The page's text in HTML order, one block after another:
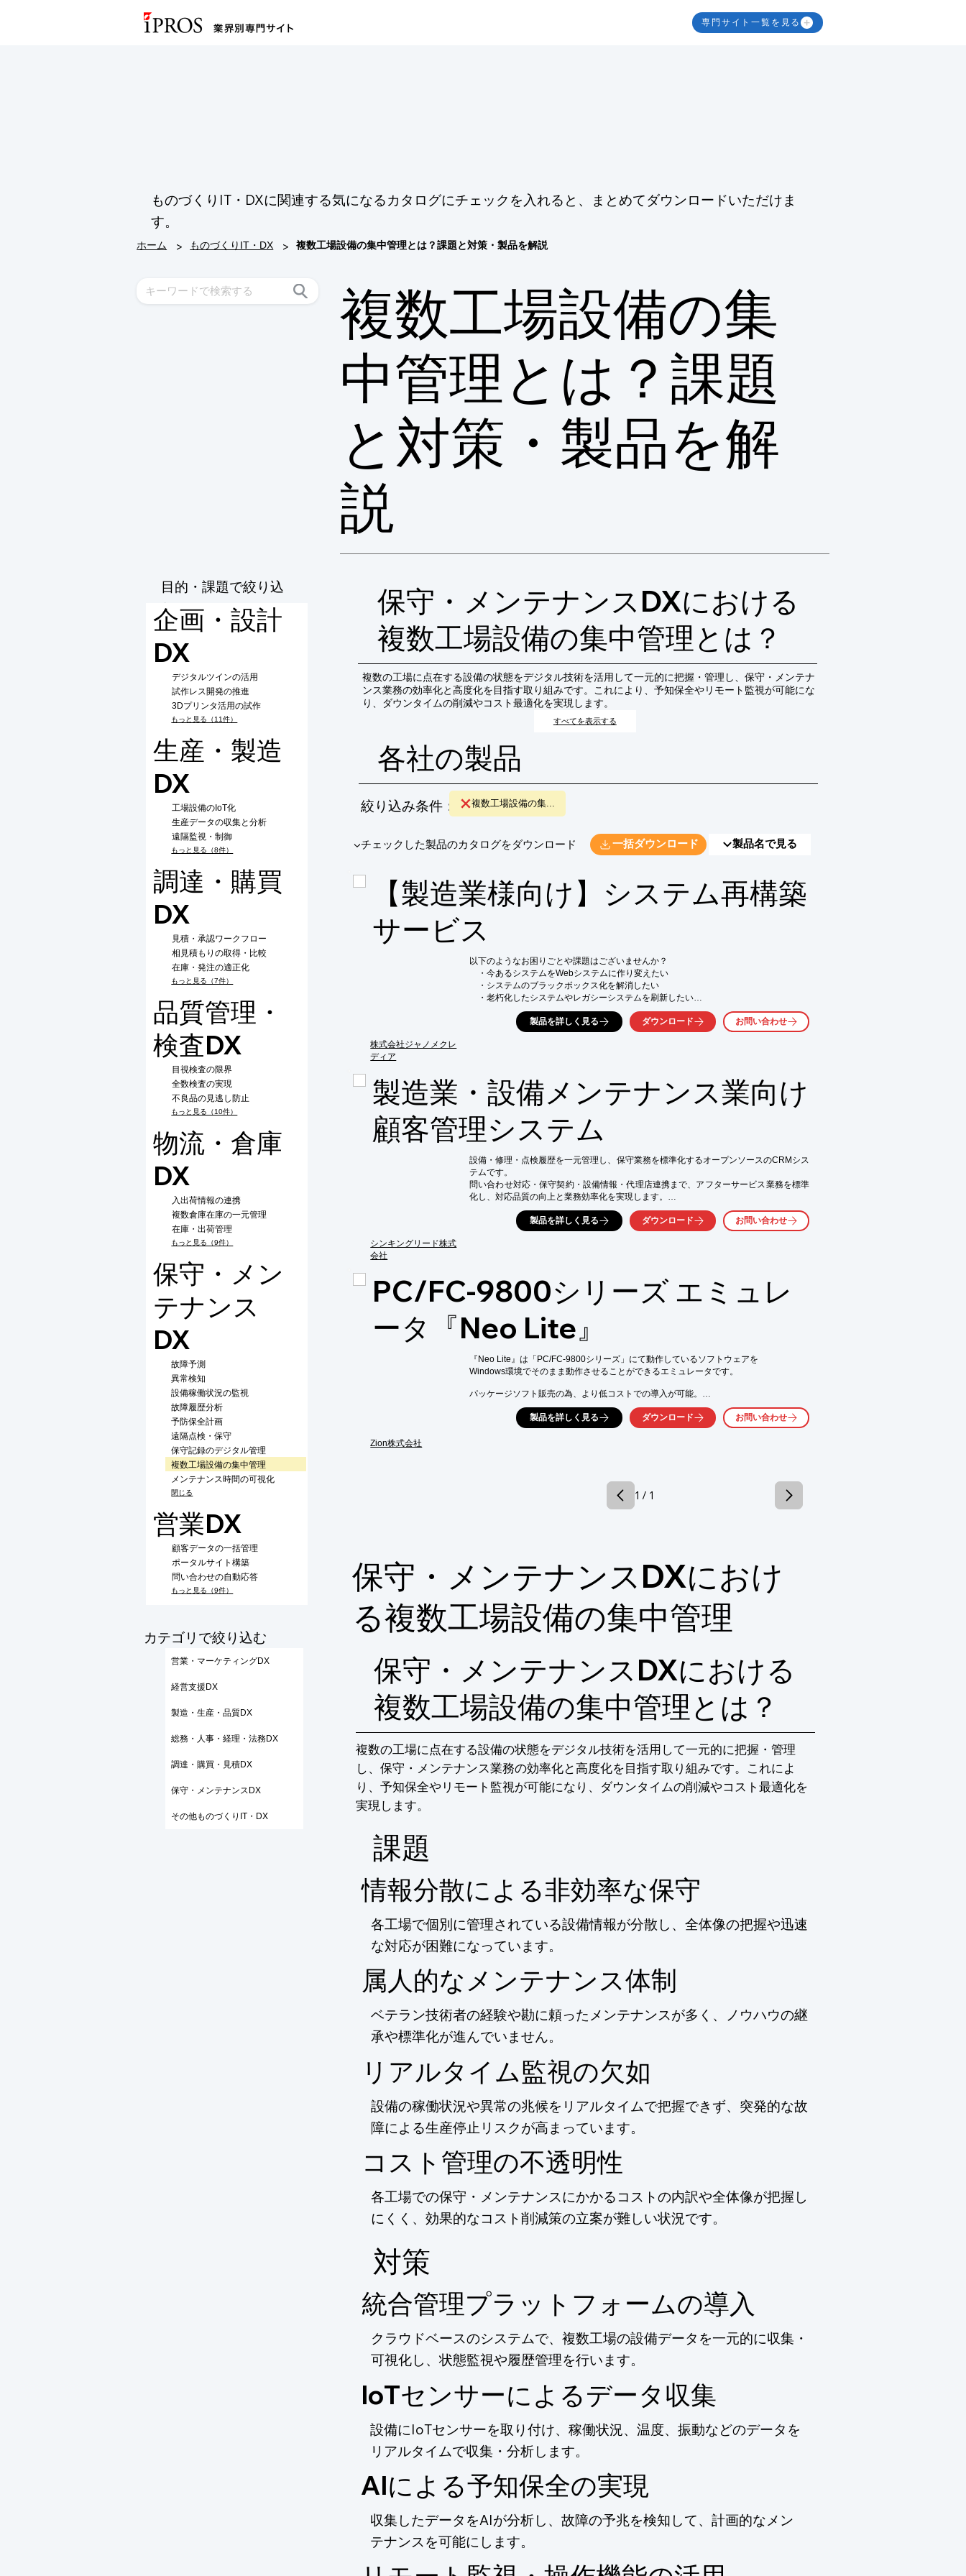
専門サイト一覧を見る
ものづくりIT・DXに関連する気になるカタログにチェックを入れると、まとめてダウンロードいただけま
す。
ホーム > ものづくりIT・DX > 複数工場設備の集中管理とは？課題と対策・製品を解説
複数工場設備の集
中管理とは？課題
と対策・製品を解
説
目的・課題で絞り込
む
企画・設計
DX
デジタルツインの活用
試作レス開発の推進
3Dプリンタ活用の試作
もっと見る（11件）
生産・製造
DX
工場設備のIoT化
生産データの収集と分析
遠隔監視・制御
もっと見る（8件）
調達・購買
DX
見積・承認ワークフロー
相見積もりの取得・比較
在庫・発注の適正化
もっと見る（7件）
品質管理・
検査DX
目視検査の限界
全数検査の実現
不良品の見逃し防止
もっと見る（10件）
物流・倉庫
DX
入出荷情報の連携
複数倉庫在庫の一元管理
在庫・出荷管理
もっと見る（9件）
保守・メン
テナンス
DX
故障予測
異常検知
設備稼働状況の監視
故障履歴分析
予防保全計画
遠隔点検・保守
保守記録のデジタル管理
複数工場設備の集中管理
メンテナンス時間の可視化
閉じる
営業DX
顧客データの一括管理
ポータルサイト構築
問い合わせの自動応答
もっと見る（9件）
​カテゴリで絞り込む
営業・マーケティングDX
経営支援DX
製造・生産・品質DX
総務・人事・経理・法務DX
調達・購買・見積DX
保守・メンテナンスDX
その他ものづくりIT・DX
保守・メンテナンスDXにおける
複数工場設備の集中管理とは？
複数の工場に点在する設備の状態をデジタル技術を活用して一元的に把握・管理し、保守・メンテナ
ンス業務の効率化と高度化を目指す取り組みです。これにより、予知保全やリモート監視が可能にな
り、ダウンタイムの削減やコスト最適化を実現します。
すべてを表示する
各社の製品
絞り込み条件： 複数工場設備の集...
​▼チェックした製品のカタログをダウンロード 一括ダウンロード 製品名で見る
【製造業様向け】システム再構築
サービス
株式会社ジャノメクレ
ディア
以下のようなお困りごとや課題はございませんか？
・今あるシステムをWebシステムに作り変えたい
・システムのブラックボックス化を解消したい
・老朽化したシステムやレガシーシステムを刷新したい
・システムを再構築した後、内製で保守を行っていきたい
・システム運用にかかるコストを削減したい
・「脱ホスト」で「オープンシステム化」を実現したい
スクラッチ開発の他、
ローコード開発ツールを用いたシステム開発支援や、
ERPパッケージを活用した再構築など、
ベンダーフリーの立場でお客様のご要望に合わせたシステムをご提供いたします。
親会社が製造業であることもあり、特に製造業様向けの再構築実績を多く有しておりま
す。
システムの再構築やマイグレーション・リプレイスをご検討されている方は、
是非当社にお問い合わせください。
製品を詳しく見る ダウンロード お問い合わせ
製造業・設備メンテナンス業向け
顧客管理システム
シンキングリード株式
会社
設備・修理・点検履歴を一元管理し、保守業務を標準化するオープンソースのCRMシス
テムです。
問い合わせ対応・保守契約・設備情報・代理店連携まで、アフターサービス業務を標準
化し、対応品質の向上と業務効率化を実現します。
施設管理・設備／機器管理・保守メンテナンス・代理店管理などの業務に対応。製造
業・設備メンテナンス業への豊富な導入実績を持ちます。
■対象業種：製造業、設備メンテナンス業、施設管理業、環境測定・施設管理業 など
■対象部門：管理部門、設計・製造部門、フィールドサービス部門、営業部門
製品を詳しく見る ダウンロード お問い合わせ
PC/FC-9800シリーズ エミュレ
ータ『Neo Lite』
Zion株式会社
『Neo Lite』は「PC/FC-9800シリーズ」にて動作しているソフトウェアを
Windows環境でそのまま動作させることができるエミュレータです。
パッケージソフト販売の為、より低コストでの導入が可能。
ハードウェアはセントロニクス、シリアルポートに対応しています。
また、試用版がホームページのユーザー登録後、ダウンロードすることが
■ハードウェアはセントロニクス、シリアルポートに対応
製品を詳しく見る ダウンロード お問い合わせ
1 / 1
保守・メンテナンスDXにおけ
る複数工場設備の集中管理
保守・メンテナンスDXにおける
複数工場設備の集中管理とは？
複数の工場に点在する設備の状態をデジタル技術を活用して一元的に把握・管理
し、保守・メンテナンス業務の効率化と高度化を目指す取り組みです。これによ
り、予知保全やリモート監視が可能になり、ダウンタイムの削減やコスト最適化を
実現します。
​課題
情報分散による非効率な保守
各工場で個別に管理されている設備情報が分散し、全体像の把握や迅速
な対応が困難になっています。
属人的なメンテナンス体制
ベテラン技術者の経験や勘に頼ったメンテナンスが多く、ノウハウの継
承や標準化が進んでいません。
リアルタイム監視の欠如
設備の稼働状況や異常の兆候をリアルタイムで把握できず、突発的な故
障による生産停止リスクが高まっています。
コスト管理の不透明性
各工場での保守・メンテナンスにかかるコストの内訳や全体像が把握し
にくく、効果的なコスト削減策の立案が難しい状況です。
​対策
統合管理プラットフォームの導入
クラウドベースのシステムで、複数工場の設備データを一元的に収集・
可視化し、状態監視や履歴管理を行います。
IoTセンサーによるデータ収集
設備にIoTセンサーを取り付け、稼働状況、温度、振動などのデータを
リアルタイムで収集・分析します。
AIによる予知保全の実現
収集したデータをAIが分析し、故障の予兆を検知して、計画的なメン
テナンスを可能にします。